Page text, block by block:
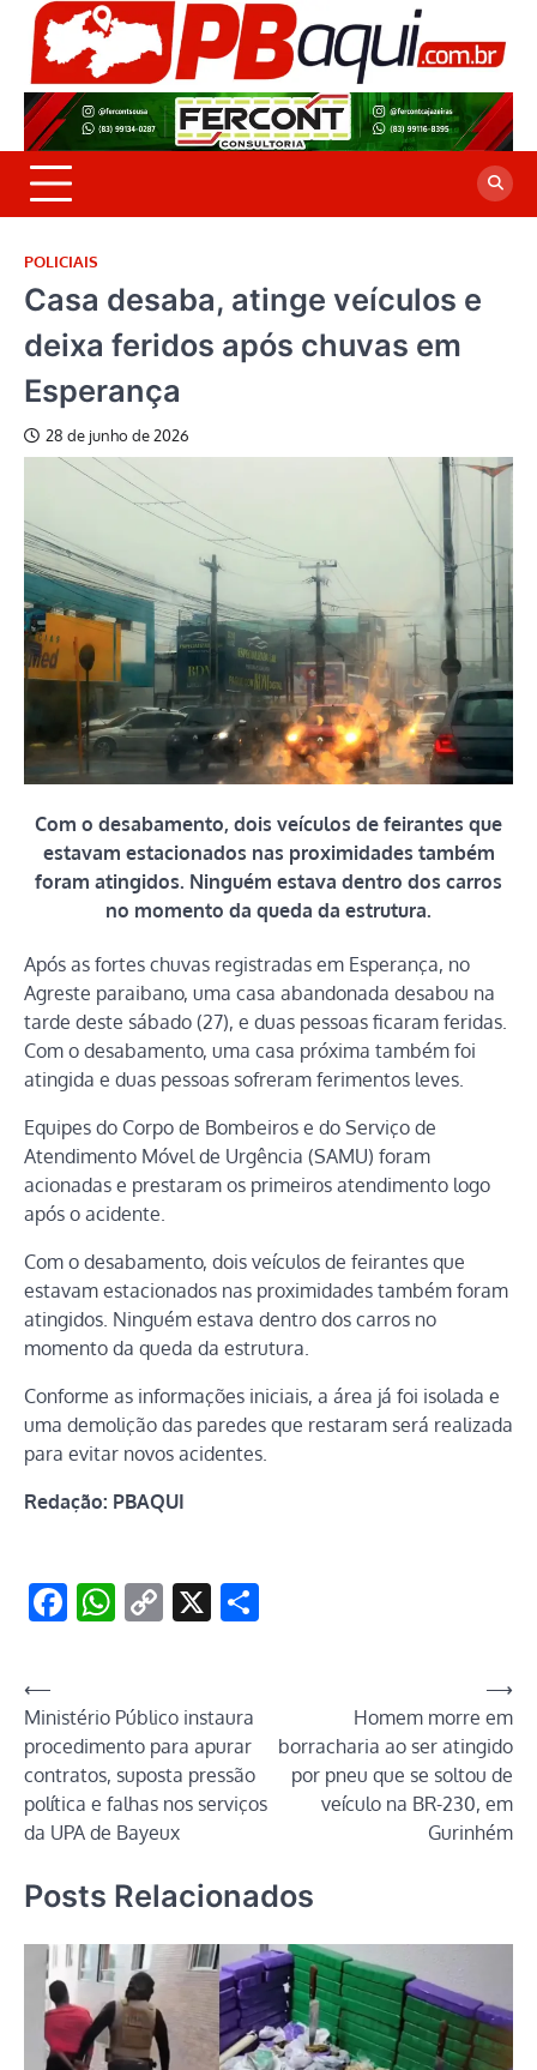
Skip
content
POLICIAIS
Casa desaba, atinge veículos e
deixa feridos após chuvas em
Esperança
28 de junho de 2026
Com o desabamento, dois veículos de feirantes que
estavam estacionados nas proximidades também
foram atingidos. Ninguém estava dentro dos carros
no momento da queda da estrutura.
Após as fortes chuvas registradas em Esperança, no
Agreste paraibano, uma casa abandonada desabou na
tarde deste sábado (27), e duas pessoas ficaram feridas.
Com o desabamento, uma casa próxima também foi
atingida e duas pessoas sofreram ferimentos leves.
Equipes do Corpo de Bombeiros e do Serviço de
Atendimento Móvel de Urgência (SAMU) foram
acionadas e prestaram os primeiros atendimento logo
após o acidente.
Com o desabamento, dois veículos de feirantes que
estavam estacionados nas proximidades também foram
atingidos. Ninguém estava dentro dos carros no
momento da queda da estrutura.
Conforme as informações iniciais, a área já foi isolada e
uma demolição das paredes que restaram será realizada
para evitar novos acidentes.
Redação: PBAQUI
Facebook
WhatsApp
Copy
X
Navegação
de
Post
⟵
Ministério Público instaura
procedimento para apurar
contratos, suposta pressão
política e falhas nos serviços
da UPA de Bayeux
Homem morre em
borracharia ao ser atingido
por pneu que se soltou de
veículo na BR-230, em
Gurinhém
⟶
Posts Relacionados